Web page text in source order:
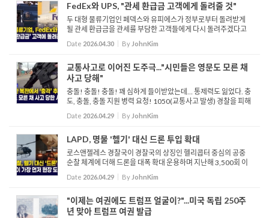
FedEx와 UPS, "관세 환급금 고객에게 돌려줄 것"
두 대형 물류기업인 페덱스와 유피에스가 정부로부터 돌려받게
될 관세 환급금을 관세를 부담한 고객들에게 다시 돌려주겠다고
발표했습니다. 두 회사는 고객이 지불한 관세에 대한 환급금이 정
부로부터 지급될 경우, 이를 원래의 부담 주체인 고객에게 전달
Date 2026.04.30 By JohnKim
교통사고로 이어진 도주극..."시민들은 영문도 모른 채
사고 당해"
충돌! 충돌! 충돌! 꽤 심하게 들이받았는데… 통제력도 잃었다. 충
도, 충돌, 충돌 지원 병력 요청! 1050(교통사고 발생) 경찰을 피해
도주하던 차량이 대형 사고를 일으킵니다. 그리고 잠시후 수십발
의 총성이 들립니다. 출동한 경찰들과 운전자의 총격...
Date 2026.04.29 By JohnKim
LAPD, 명물 '헬기' 대신 드론 투입 확대
로스앤젤레스 경찰국이 경찰국의 상징인 헬리콥터 중심의 공중
순찰 체계에 더해 드론을 대폭 확대 운용하며 지난해 3,500회 이
상 출동시킨 것으로 나타났습니다. 이 같은 변화는 높은 헬리콥터
운영 비용과 소음 민원, 그리고 더 빠른 초기 대응 필요성 때문...
Date 2026.04.29 By JohnKim
"이제는 여권에도 트럼프 얼굴이?"...미국 독립 250주
년 맞아 트럼프 여권 발급